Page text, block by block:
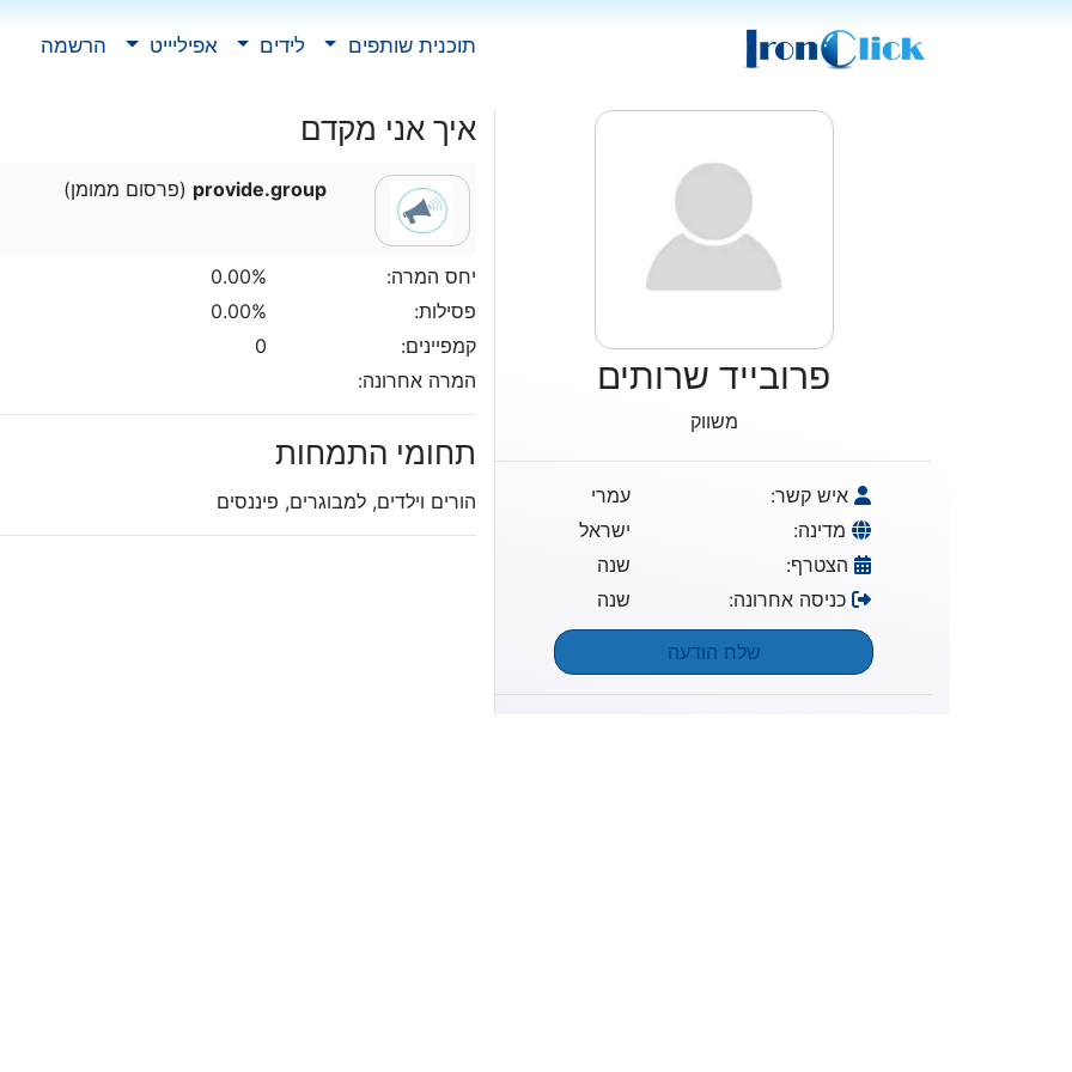
תוכנית שותפים לידים אפיליייט הרשמה
פרובייד שרותים
משווק
איש קשר:
עמרי
מדינה:
ישראל
הצטרף:
שנה
כניסה אחרונה:
שנה
שלח הודעה
איך אני מקדם
provide.group (פרסום ממומן)
יחס המרה:
0.00%
פסילות:
0.00%
קמפיינים:
0
המרה אחרונה:
תחומי התמחות
הורים וילדים, למבוגרים, פיננסים